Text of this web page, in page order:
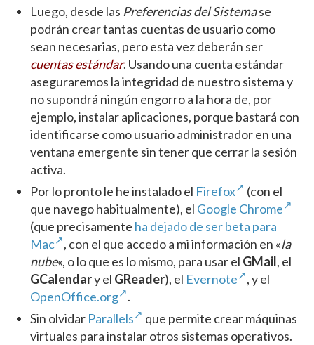
Luego, desde las Preferencias del Sistemase
podrán crear tantas cuentas de usuario como
sean necesarias, pero esta vez deberán ser
cuentas estándar. Usando una cuenta estándar
aseguraremos la integridad de nuestro sistema y
no supondrá ningún engorro a la hora de, por
ejemplo, instalar aplicaciones, porque bastará con
identificarse como usuario administrador en una
ventana emergente sin tener que cerrar la sesión
activa.
Por lo pronto le he instalado el Firefox
(con el
que navego habitualmente), el Google Chrome
(que precisamente ha dejado de ser beta para
Mac
, con el que accedo a mi información en «la
nube«, o lo que es lo mismo, para usar el GMail, el
GCalendary el GReader), el Evernote
, y el
OpenOffice.org
.
Sin olvidar Parallels
que permite crear máquinas
virtuales para instalar otros sistemas operativos.